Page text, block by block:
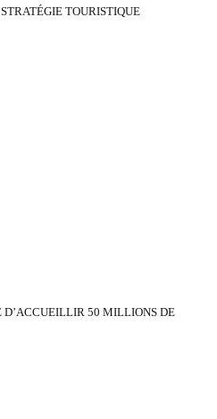
TOURISTIQUE
50 MILLIONS DE